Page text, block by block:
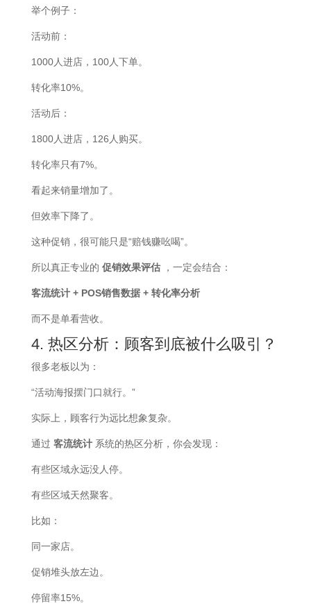
举个例子：
活动前：
1000人进店，100人下单。
转化率10%。
活动后：
1800人进店，126人购买。
转化率只有7%。
看起来销量增加了。
但效率下降了。
这种促销，很可能只是“赔钱赚吆喝”。
所以真正专业的 促销效果评估，一定会结合：
客流统计 + POS销售数据 + 转化率分析
而不是单看营收。
4. 热区分析：顾客到底被什么吸引？
很多老板以为：
“活动海报摆门口就行。”
实际上，顾客行为远比想象复杂。
通过 客流统计系统的热区分析，你会发现：
有些区域永远没人停。
有些区域天然聚客。
比如：
同一家店。
促销堆头放左边。
停留率15%。